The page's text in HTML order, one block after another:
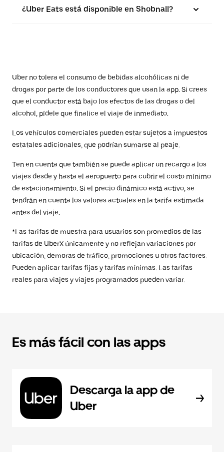
¿Uber Eats está disponible en Shobnall?
Uber no tolera el consumo de bebidas alcohólicas ni de
drogas por parte de los conductores que usan la app. Si crees
que el conductor está bajo los efectos de las drogas o del
alcohol, pídele que finalice el viaje de inmediato.
Los vehículos comerciales pueden estar sujetos a impuestos
estatales adicionales, que podrían sumarse al peaje.
Ten en cuenta que también se puede aplicar un recargo a los
viajes desde y hasta el aeropuerto para cubrir el costo mínimo
de estacionamiento. Si el precio dinámico está activo, se
tendrán en cuenta los valores actuales en la tarifa estimada
antes del viaje.
*Las tarifas de muestra para usuarios son promedios de las
tarifas de UberX únicamente y no reflejan variaciones por
ubicación, demoras de tráfico, promociones u otros factores.
Pueden aplicar tarifas fijas y tarifas mínimas. Las tarifas
reales para viajes y viajes programados pueden variar.
Es más fácil con las apps
Descarga la app de
Uber